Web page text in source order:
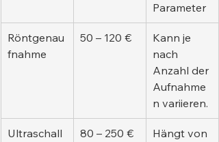
Parameter
Röntgenau
fnahme
50 – 120 €
Kann je
nach
Anzahl der
Aufnahme
n variieren.
Ultraschall 80 – 250 €
Hängt von